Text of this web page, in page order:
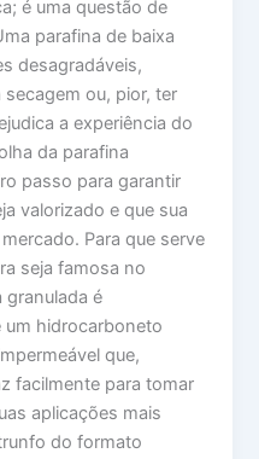
é uma questão de
parafina de baixa
desagradáveis,
ou, pior, ter
a experiência do
da parafina
passo para garantir
valorizado e que sua
Para que serve
seja famosa no
granulada é
um hidrocarboneto
que,
facilmente para tomar
aplicações mais
do formato